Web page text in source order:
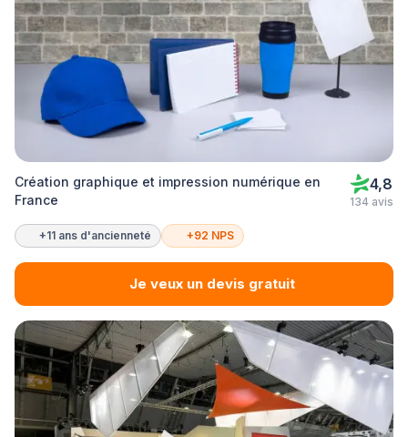
Création graphique et impression numérique en
France
4,8
134 avis
+11 ans d'ancienneté +92 NPS
Je veux un devis gratuit